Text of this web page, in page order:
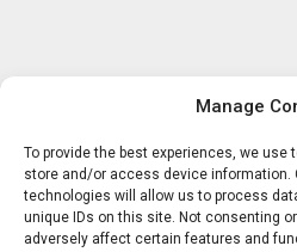
Manage
To provide the best experiences, we
store and/or access device information.
technologies will allow us to process
unique IDs on this site. Not consenting
adversely affect certain features and